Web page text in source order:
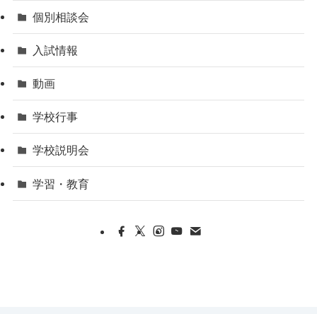
個別相談会
入試情報
動画
学校行事
学校説明会
学習・教育